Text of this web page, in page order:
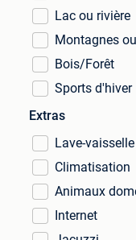
Lac ou rivière
Montagnes
Bois/Forêt
Sports d'hiver
Extras
Lave-vaisselle
Climatisation
Animaux
Internet